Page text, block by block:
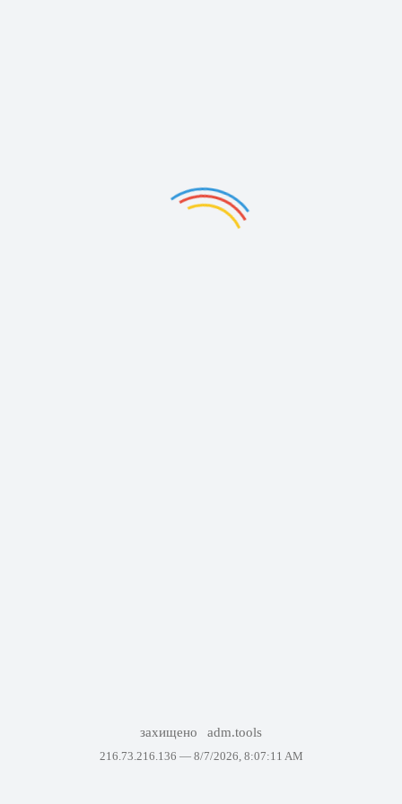
захищено adm.tools
216.73.216.136 — 8/7/2026, 8:07:11 AM